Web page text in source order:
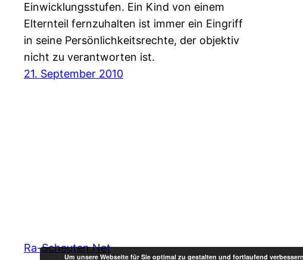
Einwicklungsstufen. Ein Kind von einem
Elternteil fernzuhalten ist immer ein Eingriff
in seine Persönlichkeitsrechte, der objektiv
nicht zu verantworten ist.
21. September 2010
Ra-Scheuten.Net
Um unsere Webseite für Sie optimal zu gestalten und fortlaufend